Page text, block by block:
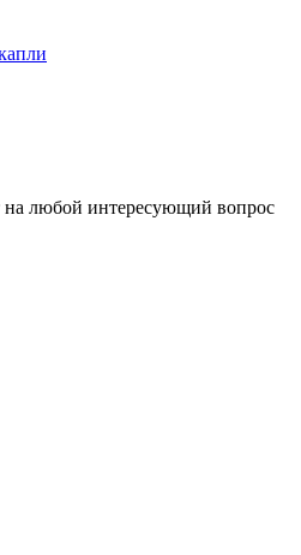
на любой интересующий вопрос